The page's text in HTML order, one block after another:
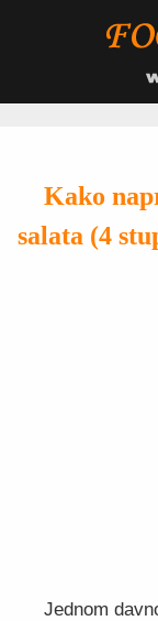
Kako
salata (4
Jednom